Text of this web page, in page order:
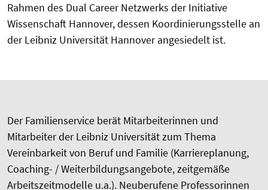
Rahmen des Dual Career Netzwerks der Initiative
Wissenschaft Hannover, dessen Koordinierungsstelle an
der Leibniz Universität Hannover angesiedelt ist.
Der Familienservice berät Mitarbeiterinnen und
Mitarbeiter der Leibniz Universität zum Thema
Vereinbarkeit von Beruf und Familie (Karriereplanung,
Coaching- / Weiterbildungsangebote, zeitgemäße
Arbeitszeitmodelle u.a.). Neuberufene Professorinnen